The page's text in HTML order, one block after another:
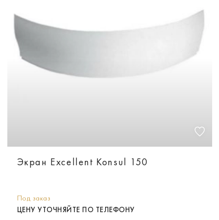
Экран Excellent Konsul 150
Под заказ
ЦЕНУ УТОЧНЯЙТЕ ПО ТЕЛЕФОНУ